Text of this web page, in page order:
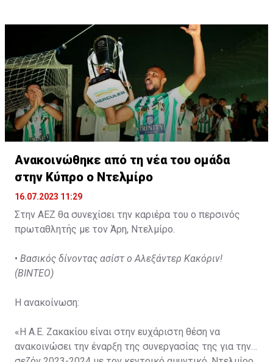
2026.
Ανακοινώθηκε από τη νέα του ομάδα
στην Κύπρο ο Ντελμίρο
16.07.2023 11:29
Στην ΑΕΖ θα συνεχίσει την καριέρα του ο περσινός
πρωταθλητής με τον Άρη, Ντελμίρο.
• Βασικός δίνοντας ασίστ ο Αλεξάντερ Κακόριν!
(ΒΙΝΤΕΟ)
Η ανακοίνωση:
«Η Α.Ε. Ζακακίου είναι στην ευχάριστη θέση να
ανακοινώσει την έναρξη της συνεργασίας της για την